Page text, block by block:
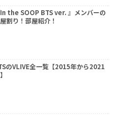
In the SOOP BTS ver. 』メンバーの
割り！部屋紹介！
のVLIVE全一覧【2015年から2021